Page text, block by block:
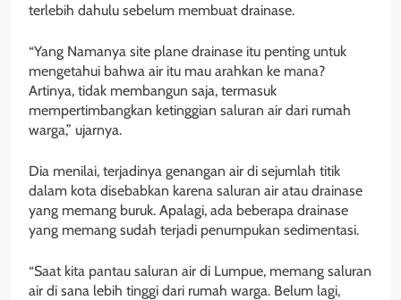
terlebih dahulu sebelum membuat drainase.
“Yang Namanya site plane drainase itu penting untuk
mengetahui bahwa air itu mau arahkan ke mana?
Artinya, tidak membangun saja, termasuk
mempertimbangkan ketinggian saluran air dari rumah
warga,” ujarnya.
Dia menilai, terjadinya genangan air di sejumlah titik
dalam kota disebabkan karena saluran air atau drainase
yang memang buruk. Apalagi, ada beberapa drainase
yang memang sudah terjadi penumpukan sedimentasi.
“Saat kita pantau saluran air di Lumpue, memang saluran
air di sana lebih tinggi dari rumah warga. Belum lagi,